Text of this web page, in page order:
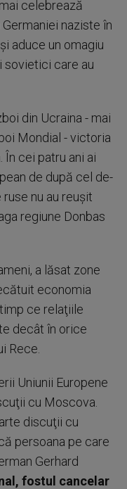
celebrează
naziste în
aduce un omagiu
sovietici care au
din Ucraina - mai
Mondial - victoria
În cei patru ani ai
de după cel de-
nu au reuşit
regiune Donbas
a lăsat zone
economia
ce relaţiile
decât în orice
Rece.
Uniunii Europene
cu Moscova.
discuţii cu
persoana pe care
Gerhard
fostul cancelar